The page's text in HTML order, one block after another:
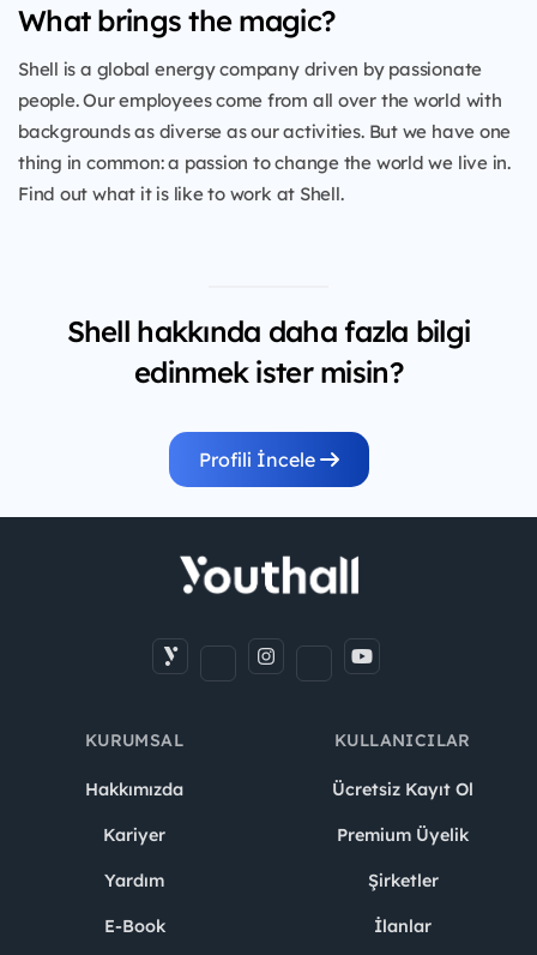
What brings the magic?
Shell is a global energy company driven by passionate
people. Our employees come from all over the world with
backgrounds as diverse as our activities. But we have one
thing in common: a passion to change the world we live in.
Find out what it is like to work at Shell.
Shell hakkında daha fazla bilgi
edinmek ister misin?
Profili İncele
KURUMSAL
Hakkımızda
Kariyer
Yardım
E-Book
KULLANICILAR
Ücretsiz Kayıt Ol
Premium Üyelik
Şirketler
İlanlar